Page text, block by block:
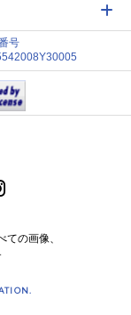
号
の画像、